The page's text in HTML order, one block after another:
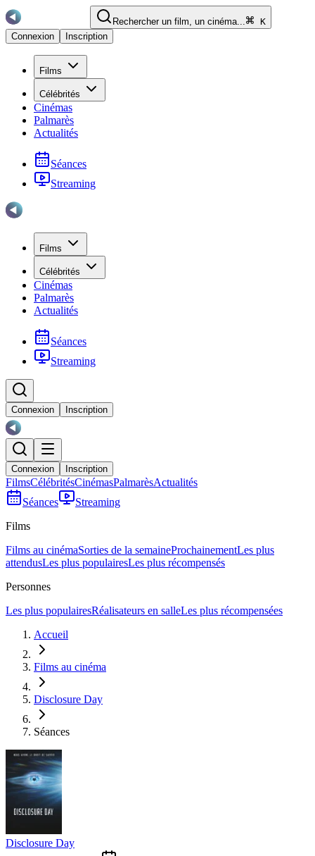
Rechercher un film, un cinéma...
K
Connexion
Inscription
Films
Célébrités
Cinémas
Palmarès
Actualités
Séances
Streaming
Films
Célébrités
Cinémas
Palmarès
Actualités
Séances
Streaming
Connexion Inscription
Connexion Inscription
FilmsCélébritésCinémasPalmarèsActualités
Séances
Streaming
Films
Films au cinémaSorties de la semaineProchainementLes plus
attendusLes plus populairesLes plus récompensés
Personnes
Les plus populairesRéalisateurs en salleLes plus récompensées
Accueil
Films au cinéma
Disclosure Day
Séances
Disclosure Day